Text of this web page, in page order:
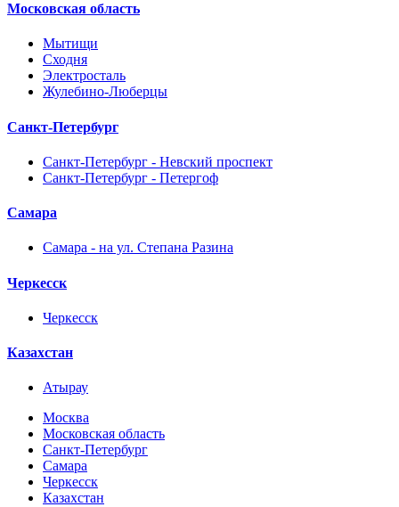
Московская область
Мытищи
Сходня
Электросталь
Жулебино-Люберцы
Санкт-Петербург
Санкт-Петербург - Невский проспект
Санкт-Петербург - Петергоф
Самара
Самара - на ул. Степана Разина
Черкесск
Черкесск
Казахстан
Атырау
Москва
Московская область
Санкт-Петербург
Самара
Черкесск
Казахстан